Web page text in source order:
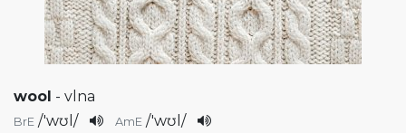
wool - vlna
BrE /'wʊl / AmE /'wʊl /